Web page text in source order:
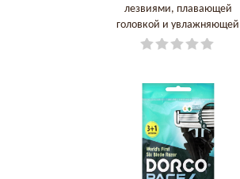
лезвиями, плавающей
головкой и увлажняющей
полосой 1 DORCO КОРЕЯ,